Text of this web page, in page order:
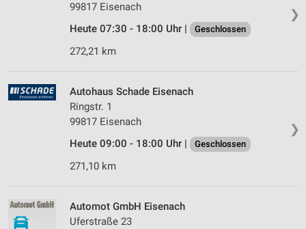
❯
99817 Eisenach
Heute 07:30 - 18:00 Uhr |
Geschlossen
272,21 km
❯
Autohaus Schade Eisenach
Ringstr. 1
99817 Eisenach
Heute 09:00 - 18:00 Uhr |
Geschlossen
271,10 km
Automot GmbH Eisenach
Uferstraße 23